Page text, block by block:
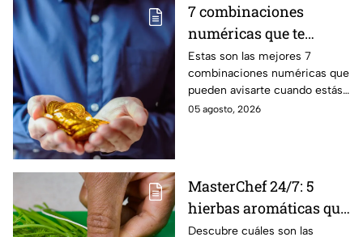
7 combinaciones
numéricas que te
avisan que un milagro
económico está en
camino
Estas son las mejores 7
combinaciones numéricas que
pueden avisarte cuando estás
a punto de vivir un milagro en
05 agosto, 2026
MasterChef 24/7: 5
hierbas aromáticas que
no pueden faltar en tu
Descubre cuáles son las